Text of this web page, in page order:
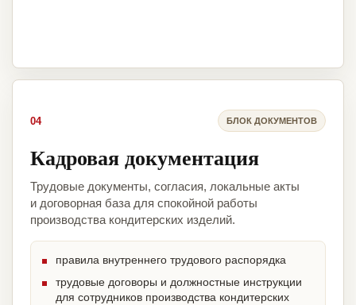
04 БЛОК ДОКУМЕНТОВ
Кадровая документация
Трудовые документы, согласия, локальные акты
и договорная база для спокойной работы
производства кондитерских изделий.
правила внутреннего трудового распорядка
трудовые договоры и должностные инструкции
для сотрудников производства кондитерских